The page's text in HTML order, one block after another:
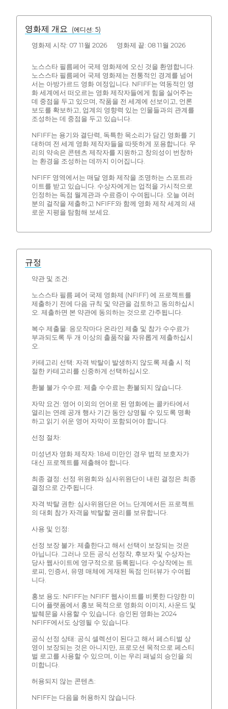
영화제 개요 (에디션: 5)
영화제 시작: 07 11월 2026 영화제 끝: 08 11월 2026
노스스타 필름페어 국제 영화제에 오신 것을 환영합니다.
노스스타 필름페어 국제 영화제는 전통적인 경계를 넘어
서는 아방가르드 영화 여정입니다. NFIFF는 역동적인 영
화 세계에서 떠오르는 영화 제작자들에게 힘을 실어주는
데 중점을 두고 있으며, 작품을 전 세계에 선보이고, 언론
보도를 확보하고, 업계의 영향력 있는 인물들과의 관계를
조성하는 데 중점을 두고 있습니다.
NFIFF는 용기와 결단력, 독특한 목소리가 담긴 영화를 기
대하며 전 세계 영화 제작자들을 따뜻하게 포용합니다. 우
리의 약속은 콘텐츠 제작자를 지원하고 창의성이 번창하
는 환경을 조성하는 데까지 이어집니다.
NFIFF 영역에서는 매달 영화 제작을 조명하는 스포트라
이트를 받고 있습니다. 수상자에게는 업적을 가시적으로
인정하는 독점 월계관과 수료증이 수여됩니다. 오늘 여러
분의 걸작을 제출하고 NFIFF와 함께 영화 제작 세계의 새
로운 지평을 탐험해 보세요.
규정
약관 및 조건:
노스스타 필름 페어 국제 영화제 (NFIFF) 에 프로젝트를
제출하기 전에 다음 규칙 및 약관을 검토하고 동의하십시
오. 제출하면 본 약관에 동의하는 것으로 간주됩니다.
복수 제출물: 응모작마다 온라인 제출 및 참가 수수료가
부과되도록 두 개 이상의 출품작을 자유롭게 제출하십시
오.
카테고리 선택: 자격 박탈이 발생하지 않도록 제출 시 적
절한 카테고리를 신중하게 선택하십시오.
환불 불가 수수료: 제출 수수료는 환불되지 않습니다.
자막 요건: 영어 이외의 언어로 된 영화에는 콜카타에서
열리는 연례 공개 행사 기간 동안 상영될 수 있도록 명확
하고 읽기 쉬운 영어 자막이 포함되어야 합니다.
선정 절차:
미성년자 영화 제작자: 18세 미만인 경우 법적 보호자가
대신 프로젝트를 제출해야 합니다.
최종 결정: 선정 위원회와 심사위원단이 내린 결정은 최종
결정으로 간주됩니다.
자격 박탈 권한: 심사위원단은 어느 단계에서든 프로젝트
의 대회 참가 자격을 박탈할 권리를 보유합니다.
사용 및 인정:
선정 보장 불가: 제출한다고 해서 선택이 보장되는 것은
아닙니다. 그러나 모든 공식 선정작, 후보자 및 수상자는
당사 웹사이트에 영구적으로 등록됩니다. 수상작에는 트
로피, 인증서, 유명 매체에 게재된 독점 인터뷰가 수여됩
니다.
홍보 용도: NFIFF는 NFIFF 웹사이트를 비롯한 다양한 미
디어 플랫폼에서 홍보 목적으로 영화의 이미지, 사운드 및
발췌문을 사용할 수 있습니다. 승인된 영화는 2024
NFIFF에서도 상영될 수 있습니다.
공식 선정 상태: 공식 셀렉션이 된다고 해서 페스티벌 상
영이 보장되는 것은 아니지만, 프로모션 목적으로 페스티
벌 로고를 사용할 수 있으며, 이는 우리 패널의 승인을 의
미합니다.
허용되지 않는 콘텐츠:
NFIFF는 다음을 허용하지 않습니다.